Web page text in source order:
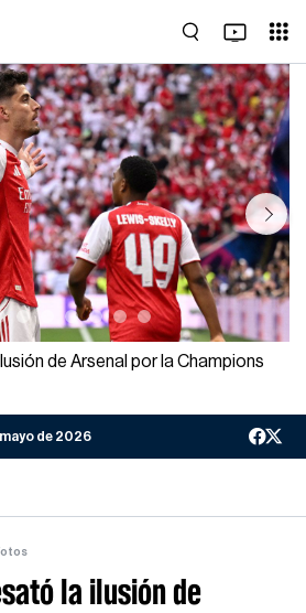
Next
de Arsenal por la Champions
de 2026
la ilusión de